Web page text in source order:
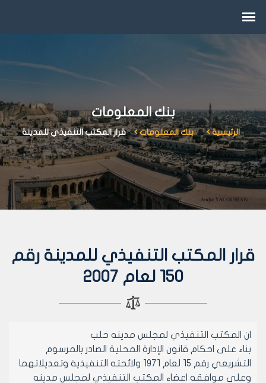
بنك المعلومات
الرئيسية بنك المعلومات قرار المكتب التنفيذي للمدينة
قرار المكتب التنفيذي للمدينة رقم
150 لعام 2007
ان المكتب التنفيذي لمجلس مدينه حلب
بناء على احكام قانون الإدارة المحلية الصادر بالمرسوم
التشريعي رقم 15 لعام 1971 ولائحته التنفيذية وتعديلاتهما
وعلى موافقه اعضاء المكتب التنفيذي لمجلس مدينه